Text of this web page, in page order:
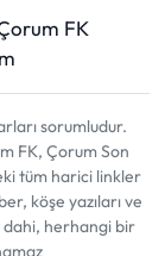
FK
sorumludur.
FK, Çorum Son
tüm harici linkler
köşe yazıları ve
dahi, herhangi bir